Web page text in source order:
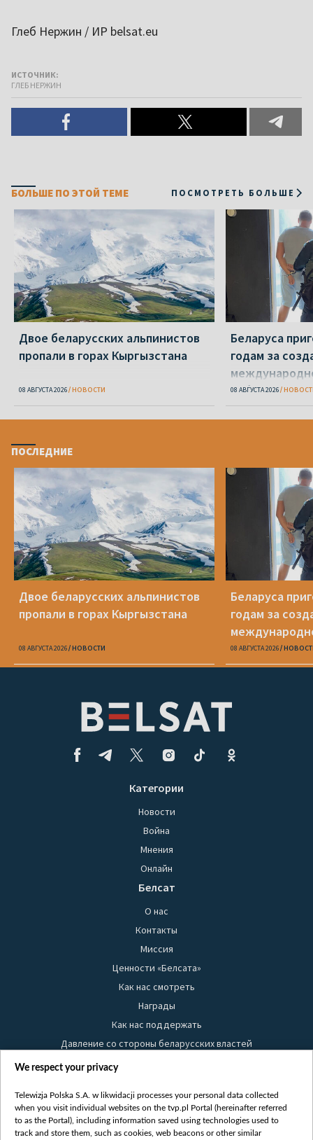
Глеб Нержин / ИР belsat.eu
ИСТОЧНИК:
ГЛЕБ НЕРЖИН
БОЛЬШЕ ПО ЭТОЙ ТЕМЕ ПОСМОТРЕТЬ БОЛЬШЕ
Двое беларусских альпинистов
пропали в горах Кыргызстана
08 АВГУСТА 2026 НОВОСТИ
Беларуса
годам за
08 АВГУСТА 2026
ПОСЛЕДНИЕ
Двое беларусских альпинистов
пропали в горах Кыргызстана
08 АВГУСТА 2026 НОВОСТИ
Беларуса
годам за
08 АВГУСТА 2026
Категории
Новости
Война
Мнения
Онлайн
Белсат
О нас
Контакты
Миссия
Ценности «Белсата»
Как нас смотреть
Награды
Как нас поддержать
Давление со стороны беларусских властей
Правила использования материалов
Безопасность
Youtube
We respect your privacy
Telewizja Polska S.A. w likwidacji processes your personal data collected
when you visit individual websites on the tvp.pl Portal (hereinafter referred
to as the Portal), including information saved using technologies used to
track and store them, such as cookies, web beacons or other similar